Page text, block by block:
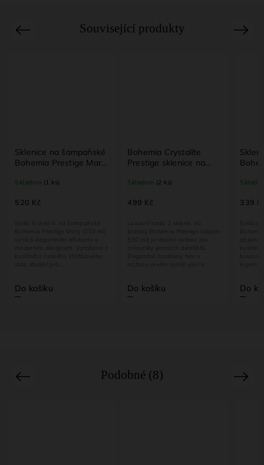
Související produkty
Previous
šampaňské
Mary
křivkami a
křišťálového
Bohemia Crystalite
Prestige sklenice na
Luxusní sada 2 sklenic na
brandy Bohemia Prestige (objem
530 ml) je ideální volbou pro
milovníky jemných destilátů.
Elegantně zaoblený tvar s
Sklenice na whisky
Bohemia Prestige
Exkluzivní sada 2 sklenic
kvalitního křišťálového skla,
luxusní černé tubě se zlatým
logem. Vhodné jako dárek i
Next
Podobné (8)
Previous Next